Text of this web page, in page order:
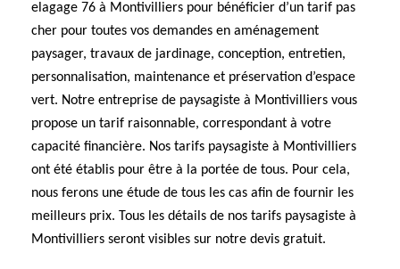
elagage 76 à Montivilliers pour bénéficier d’un tarif pas
cher pour toutes vos demandes en aménagement
paysager, travaux de jardinage, conception, entretien,
personnalisation, maintenance et préservation d’espace
vert. Notre entreprise de paysagiste à Montivilliers vous
propose un tarif raisonnable, correspondant à votre
capacité financière. Nos tarifs paysagiste à Montivilliers
ont été établis pour être à la portée de tous. Pour cela,
nous ferons une étude de tous les cas afin de fournir les
meilleurs prix. Tous les détails de nos tarifs paysagiste à
Montivilliers seront visibles sur notre devis gratuit.